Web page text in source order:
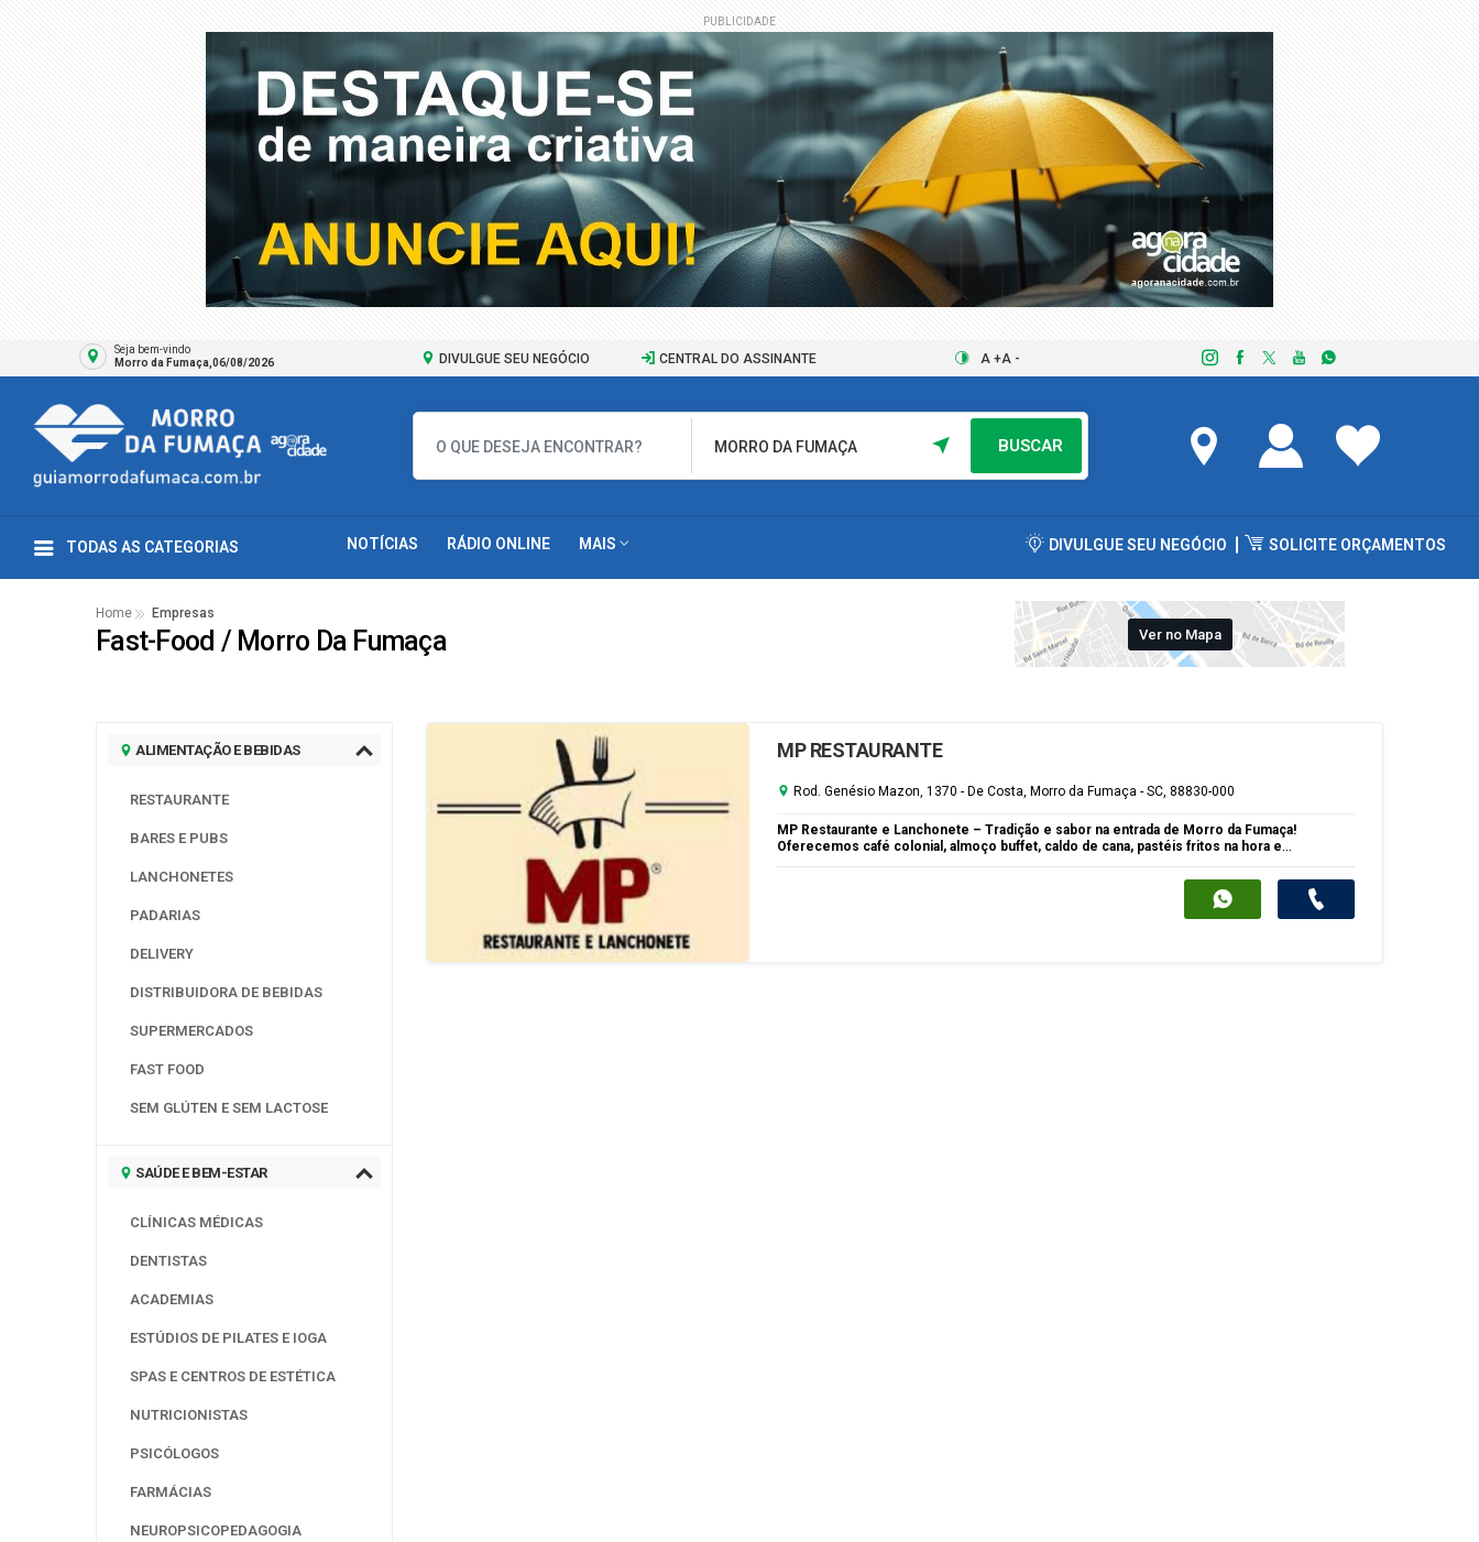
PUBLICIDADE
Seja bem-vindo
Morro da Fumaça,06/08/2026
DIVULGUE SEU NEGÓCIO CENTRAL DO ASSINANTE A +A -
TODAS AS CATEGORIAS NOTÍCIAS RÁDIO ONLINE MAIS DIVULGUE SEU NEGÓCIO SOLICITE ORÇAMENTOS
Home Empresas
Fast-Food / Morro Da Fumaça Ver no Mapa
ALIMENTAÇÃO E BEBIDAS
RESTAURANTE
BARES E PUBS
LANCHONETES
PADARIAS
DELIVERY
DISTRIBUIDORA DE BEBIDAS
SUPERMERCADOS
FAST FOOD
SEM GLÚTEN E SEM LACTOSE
SAÚDE E BEM-ESTAR
CLÍNICAS MÉDICAS
DENTISTAS
ACADEMIAS
ESTÚDIOS DE PILATES E IOGA
SPAS E CENTROS DE ESTÉTICA
NUTRICIONISTAS
PSICÓLOGOS
FARMÁCIAS
NEUROPSICOPEDAGOGIA
MP RESTAURANTE
Rod. Genésio Mazon, 1370 - De Costa, Morro da Fumaça - SC, 88830-000
MP Restaurante e Lanchonete – Tradição e sabor na entrada de Morro da Fumaça!
Oferecemos café colonial, almoço buffet, caldo de cana, pastéis fritos na hora e
encomendas de salgados e tortas.